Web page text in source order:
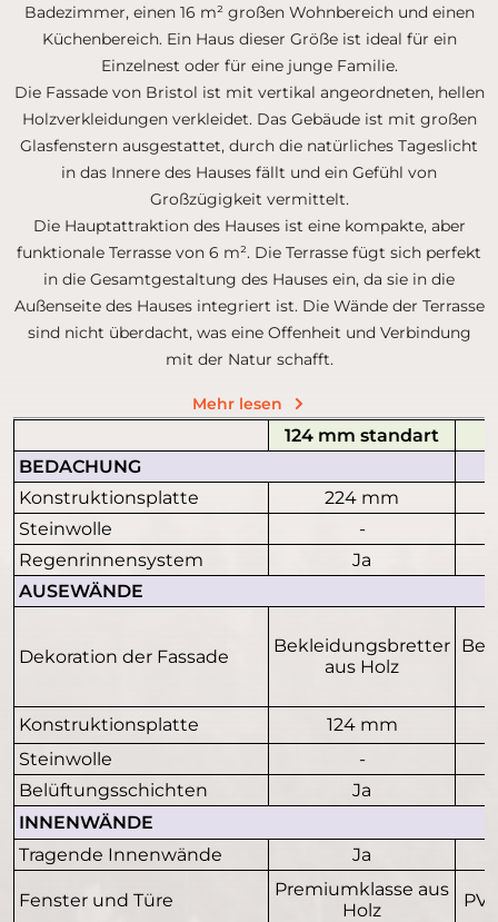
Badezimmer, einen 16 m² großen Wohnbereich und einen
Küchenbereich. Ein Haus dieser Größe ist ideal für ein
Einzelnest oder für eine junge Familie.
Die Fassade von Bristol ist mit vertikal angeordneten, hellen
Holzverkleidungen verkleidet. Das Gebäude ist mit großen
Glasfenstern ausgestattet, durch die natürliches Tageslicht
in das Innere des Hauses fällt und ein Gefühl von
Großzügigkeit vermittelt.
Die Hauptattraktion des Hauses ist eine kompakte, aber
funktionale Terrasse von 6 m². Die Terrasse fügt sich perfekt
in die Gesamtgestaltung des Hauses ein, da sie in die
Außenseite des Hauses integriert ist. Die Wände der Terrasse
sind nicht überdacht, was eine Offenheit und Verbindung
mit der Natur schafft.
Mehr lesen
124 mm standart
BEDACHUNG
Konstruktionsplatte
224 mm
Steinwolle
-
Regenrinnensystem
Ja
AUSEWÄNDE
Dekoration der Fassade
Bekleidungsbretter
aus Holz
Konstruktionsplatte
124 mm
Steinwolle
-
Belüftungsschichten
Ja
INNENWÄNDE
Tragende Innenwände
Ja
Fenster und Türe
Premiumklasse aus
Holz